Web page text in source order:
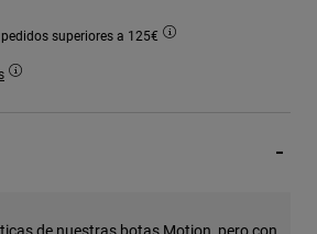
superiores a 125€